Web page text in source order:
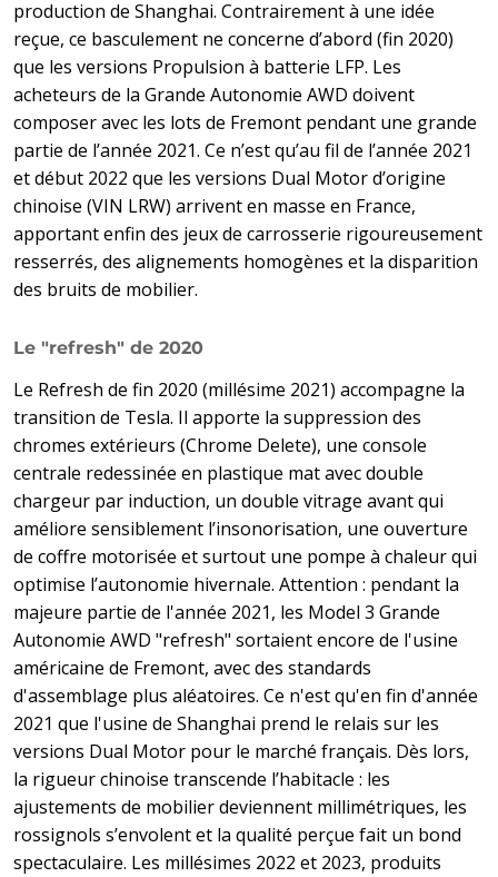
production de Shanghai. Contrairement à une idée
reçue, ce basculement ne concerne d’abord (fin 2020)
que les versions Propulsion à batterie LFP. Les
acheteurs de la Grande Autonomie AWD doivent
composer avec les lots de Fremont pendant une grande
partie de l’année 2021. Ce n’est qu’au fil de l’année 2021
et début 2022 que les versions Dual Motor d’origine
chinoise (VIN LRW) arrivent en masse en France,
apportant enfin des jeux de carrosserie rigoureusement
resserrés, des alignements homogènes et la disparition
des bruits de mobilier.
Le "refresh" de 2020
Le Refresh de fin 2020 (millésime 2021) accompagne la
transition de Tesla. Il apporte la suppression des
chromes extérieurs (Chrome Delete), une console
centrale redessinée en plastique mat avec double
chargeur par induction, un double vitrage avant qui
améliore sensiblement l’insonorisation, une ouverture
de coffre motorisée et surtout une pompe à chaleur qui
optimise l’autonomie hivernale. Attention : pendant la
majeure partie de l'année 2021, les Model 3 Grande
Autonomie AWD "refresh" sortaient encore de l'usine
américaine de Fremont, avec des standards
d'assemblage plus aléatoires. Ce n'est qu'en fin d'année
2021 que l'usine de Shanghai prend le relais sur les
versions Dual Motor pour le marché français. Dès lors,
la rigueur chinoise transcende l’habitacle : les
ajustements de mobilier deviennent millimétriques, les
rossignols s’envolent et la qualité perçue fait un bond
spectaculaire. Les millésimes 2022 et 2023, produits